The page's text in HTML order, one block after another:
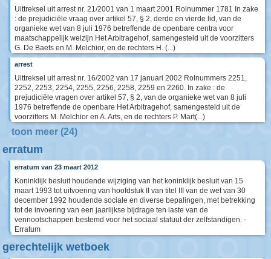
Uittreksel uit arrest nr. 21/2001 van 1 maart 2001 Rolnummer 1781 In zake
: de prejudiciële vraag over artikel 57, § 2, derde en vierde lid, van de
organieke wet van 8 juli 1976 betreffende de openbare centra voor
maatschappelijk welzijn Het Arbitragehof, samengesteld uit de voorzitters
G. De Baets en M. Melchior, en de rechters H. (...)
arrest
Uittreksel uit arrest nr. 16/2002 van 17 januari 2002 Rolnummers 2251,
2252, 2253, 2254, 2255, 2256, 2258, 2259 en 2260. In zake : de
prejudiciële vragen over artikel 57, § 2, van de organieke wet van 8 juli
1976 betreffende de openbare Het Arbitragehof, samengesteld uit de
voorzitters M. Melchior en A. Arts, en de rechters P. Mart(...)
toon meer (24)
erratum
erratum van 23 maart 2012
Koninklijk besluit houdende wijziging van het koninklijk besluit van 15
maart 1993 tot uitvoering van hoofdstuk II van titel III van de wet van 30
december 1992 houdende sociale en diverse bepalingen, met betrekking
tot de invoering van een jaarlijkse bijdrage ten laste van de
vennootschappen bestemd voor het sociaal statuut der zelfstandigen. -
Erratum
gerechtelijk wetboek